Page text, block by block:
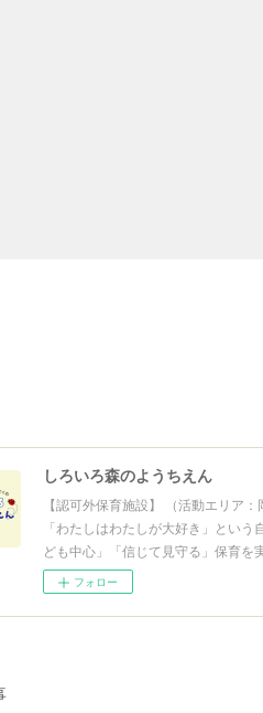
しろいろ森のようちえん
【認可外保育施設】 （活動エリア
「わたしはわたしが大好き」とい
ども中心」「信じて見守る」保育を
フォロー